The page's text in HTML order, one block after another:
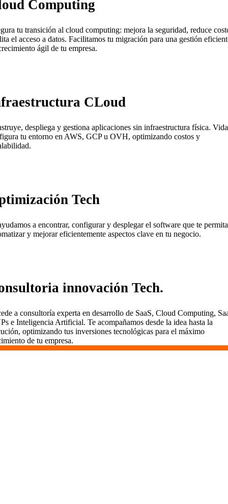
Computing
tu transición al cloud computing: mejora la seguridad, reduce
el acceso a datos. Facilitamos tu migración para una gestión
ágil de tu empresa.
CLoud
despliega y gestiona aplicaciones sin infraestructura física.
tu entorno en AWS, GCP u OVH, optimizando costos y
Tech
a encontrar, configurar y desplegar el software que te permita
y mejorar eficientemente aspectos clave en tu negocio.
innovación Tech.
a consultoría experta en desarrollo de SaaS, Cloud Computing,
e Inteligencia Artificial. Te acompañamos desde la idea hasta la
optimizando tus inversiones tecnológicas para el máximo
de tu empresa.